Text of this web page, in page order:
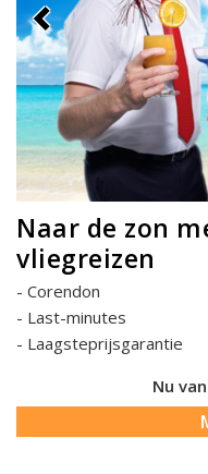
Naar de zon
vliegreizen
Corendon
Last-minutes
Laagsteprijsgarantie
Nu